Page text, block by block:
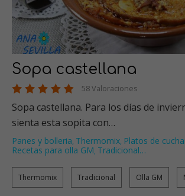
Sopa castellana
58 Valoraciones
Sopa castellana. Para los días de
sienta esta sopita con…
Panes y bolleria, Thermomix, Platos de
Recetas para olla GM, Tradicional…
Thermomix Tradicional Olla GM